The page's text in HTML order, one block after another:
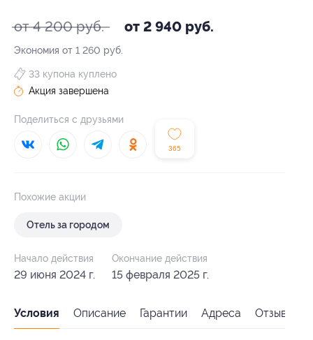
от 4 200 руб. от 2 940 руб.
Экономия от 1 260 руб.
365
33 купона куплено
Акция завершена
Поделиться с друзьями
Похожие акции
Отель за городом
Начало действия
29 июня 2024 г.
Окончание действия
15 февраля 2025 г.
Условия Описание Гарантии Адреса Отзывы